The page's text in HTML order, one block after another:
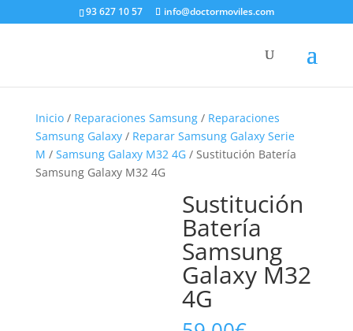
93 627 10 57 info@doctormoviles.com
Inicio/ Reparaciones Samsung/ Reparaciones
Samsung Galaxy/ Reparar Samsung Galaxy Serie
M / Samsung Galaxy M32 4G/ Sustitución Batería
Samsung Galaxy M32 4G
Sustitución
Batería
Samsung
Galaxy M32
4G